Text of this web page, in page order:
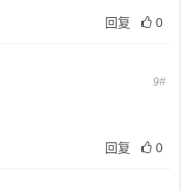
回复 0
9#
回复 0